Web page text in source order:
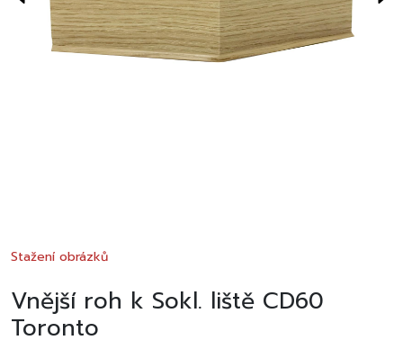
Stažení obrázků
Vnější roh k Sokl. liště CD60
Toronto